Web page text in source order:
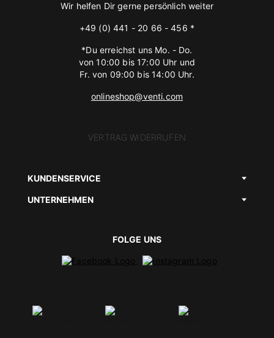
Wir helfen Dir gerne persönlich weiter
+49 (0) 441 - 20 66 - 456 *
*Du erreichst uns Mo. - Do.
von 10:00 bis 17:00 Uhr und
Fr. von 09:00 bis 14:00 Uhr.
onlineshop@venti.com
VERTRAG WIDERRUFEN
KUNDENSERVICE
UNTERNEHMEN
FOLGE UNS